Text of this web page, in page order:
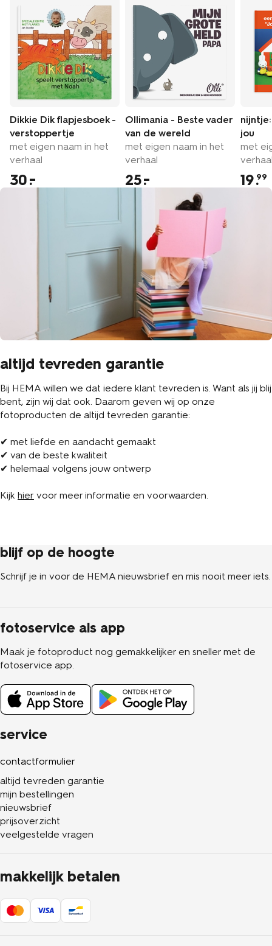
Dikkie Dik flapjesboek -
verstoppertje
met eigen naam in het
verhaal
30
Ollimania - Beste vader
van de wereld
met eigen naam in het
verhaal
25
jou
met
19.99
altijd tevreden garantie
Bij HEMA willen we dat iedere klant tevreden is. Want als jij blij
bent, zijn wij dat ook. Daarom geven wij op onze
fotoproducten de altijd tevreden garantie:
✔ met liefde en aandacht gemaakt
✔ van de beste kwaliteit
✔ helemaal volgens jouw ontwerp
Kijk hier voor meer informatie en voorwaarden.
service
contactformulier
altijd tevreden garantie
mijn bestellingen
nieuwsbrief
prijsoverzicht
veelgestelde vragen
makkelijk betalen
blijf op de hoogte
Schrijf je in voor de HEMA nieuwsbrief en mis nooit meer iets.
fotoservice als app
Maak je fotoproduct nog gemakkelijker en sneller met de
fotoservice app.